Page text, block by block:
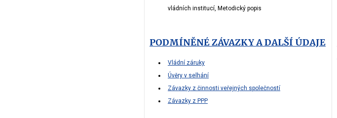
vládních institucí, Metodický popis
PODMÍNĚNÉ ZÁVAZKY A DALŠÍ ÚDAJE
Vládní záruky
Úvěry v selhání
Závazky z činnosti veřejných společností
Závazky z PPP